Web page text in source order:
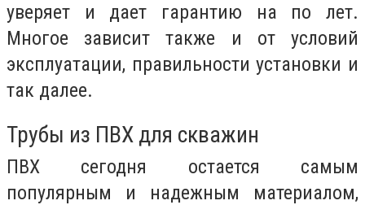
уверяет и дает гарантию на по лет.
Многое зависит также и от условий
эксплуатации, правильности установки и
так далее.
Трубы из ПВХ для скважин
ПВХ сегодня остается самым
популярным и надежным материалом,